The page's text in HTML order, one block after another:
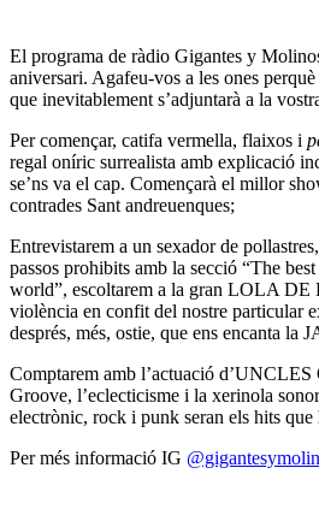
El programa de ràdio Gigantes y
aniversari. Agafeu-vos a les ones
que inevitablement s’adjuntarà a la
Per començar, catifa vermella, flaixos i
regal oníric surrealista amb explicació
se’ns va el cap. Començarà el millor
contrades Sant andreuenques;
Entrevistarem a un sexador de
passos prohibits amb la secció “The
world”, escoltarem a la gran LOLA
violència en confit del nostre particular
després, més, ostie, que ens encanta la
Comptarem amb l’actuació
Groove, l’eclecticisme i la xerinola
electrònic, rock i punk seran els hits que
Per més informació IG